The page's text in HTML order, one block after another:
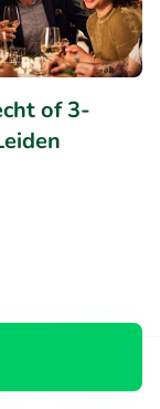
of 3-